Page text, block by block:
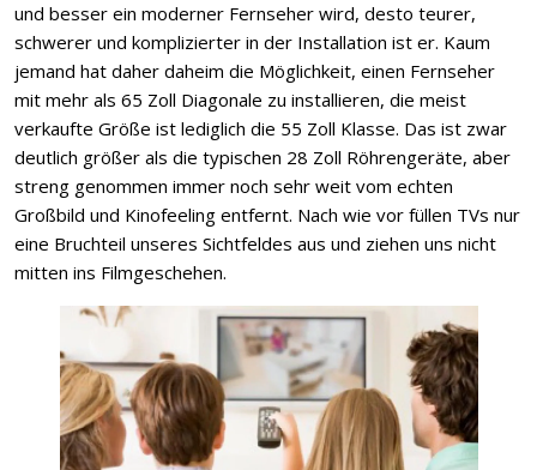
und besser ein moderner Fernseher wird, desto teurer,
schwerer und komplizierter in der Installation ist er. Kaum
jemand hat daher daheim die Möglichkeit, einen Fernseher
mit mehr als 65 Zoll Diagonale zu installieren, die meist
verkaufte Größe ist lediglich die 55 Zoll Klasse. Das ist zwar
deutlich größer als die typischen 28 Zoll Röhrengeräte, aber
streng genommen immer noch sehr weit vom echten
Großbild und Kinofeeling entfernt. Nach wie vor füllen TVs nur
eine Bruchteil unseres Sichtfeldes aus und ziehen uns nicht
mitten ins Filmgeschehen.